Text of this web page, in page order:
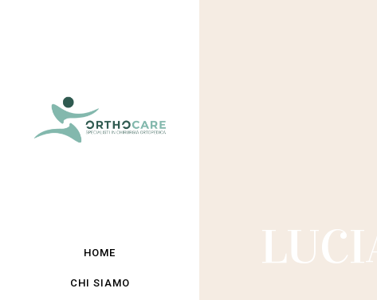
HOME
CHI SIAMO